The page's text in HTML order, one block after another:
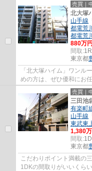
売買｜
北大塚
山手線
都電荒
都電荒
880万円
間取:
東京都
「北大塚ハイム」ワンル
めの方は、ぜひ優和にお任
売買｜
三田池
有楽町
山手線
東武東
1,380
間取:
東京都
こだわりポイント満載の
1DKの間取りがいいくら